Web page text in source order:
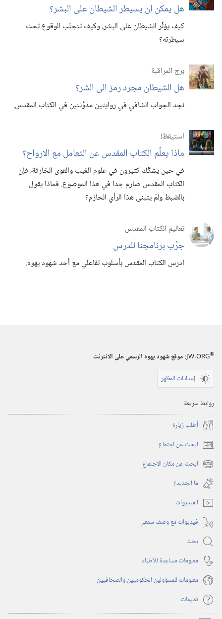
هل يمكن ان يسيطر الشيطان على البشر؟‏
كيف يؤثِّر الشيطان على البشر،‏ وكيف تتجنَّب الوقوع تحت
سيطرته؟‏
برج المراقبة
هل الشيطان مجرد رمز الى الشر؟‏
نجد الجواب الشافي في روايتين مدوَّنتين في الكتاب المقدس.‏
استيقظ‏!‏
ماذا يعلِّم الكتاب المقدس عن التعامل مع الارواح؟‏
في حين يشكِّك كثيرون في علوم الغيب والقوى الخارقة،‏ فإن
الكتاب المقدس صارم جدا في هذا الموضوع.‏ فماذا يقول
بالضبط ولمَ يتبنى هذا الرأي الحازم؟‏
تعاليم الكتاب المقدس
جرِّب برنامجنا للدرس
ادرس الكتاب المقدس بأسلوب تفاعلي مع أحد شهود يهوه.‏
JW.ORG®
:‏ موقع شهود يهوه الرسمي على الانترنت
إعدادات المظهر
روابط سريعة
أُطلب زيارة
ابحث عن اجتماع (يفتح
نافذة ابحث عن مكان الاجتماع (يفتح
نافذة
جديدة)
ما الجديد؟‏
الفيديوات
فيديوات مع وصف سمعي
بحث
معلومات مساعِدة للأطباء
معلومات للمسؤولين الحكوميين والصحافيين
تعليمات